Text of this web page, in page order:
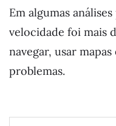
Em algumas
velocidade foi mais
navegar, usar
problemas.